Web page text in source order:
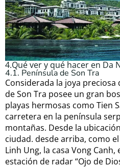
4.Qué ver y qué hacer en Da
4.1. Península de Son Tra
Considerada la joya preciosa
de Son Tra posee un gran
playas hermosas como Tien
carretera en la península
montañas. Desde la
ciudad. desde arriba, como
Linh Ung, la casa Vong Canh,
estación de radar “Ojo de